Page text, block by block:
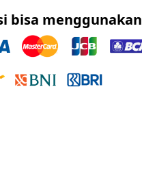
bisa menggunakan